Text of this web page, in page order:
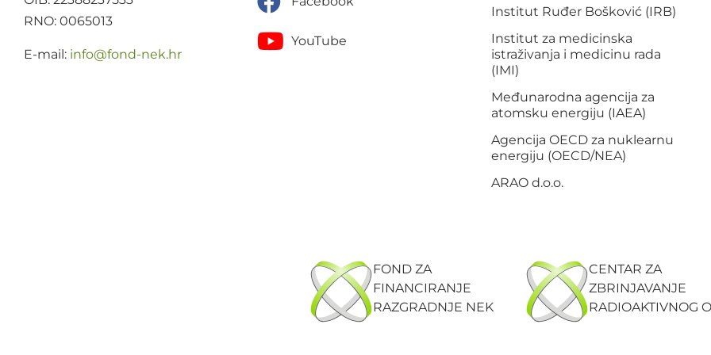
RNO: 0065013
E-mail: rh.ken-dnof
@ofni
YouTube
Institut Ruđer Bošković (IRB)
Institut za medicinska
istraživanja i medicinu rada
(IMI)
Međunarodna agencija za
atomsku energiju (IAEA)
Agencija OECD za nuklearnu
energiju (OECD/NEA)
ARAO d.o.o.
FOND ZA
FINANCIRANJE
RAZGRADNJE NEK
CENTAR ZA
ZBRINJAVANJE
RADIOAKTIVNOG